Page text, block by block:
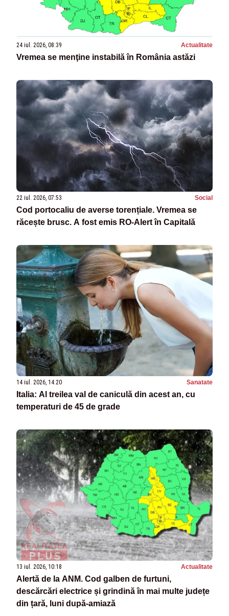
24 iul. 2026, 08:39 Actualitate
Vremea se menţine instabilă în România astăzi
22 iul. 2026, 07:53 Social
Cod portocaliu de averse torențiale. Vremea se
răcește brusc. A fost emis RO-Alert în Capitală
14 iul. 2026, 14:20 Sanatate
Italia: Al treilea val de caniculă din acest an, cu
temperaturi de 45 de grade
13 iul. 2026, 10:18 Actualitate
Alertă de la ANM. Cod galben de furtuni,
descărcări electrice și grindină în mai multe județe
din țară, luni după-amiază